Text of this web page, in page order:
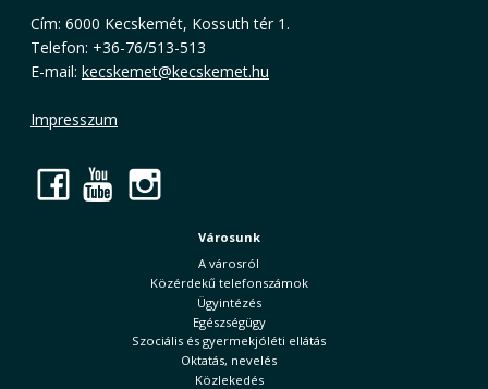
Cím: 6000 Kecskemét, Kossuth tér 1.
Telefon: +36-76/513-513
E-mail: kecskemet@kecskemet.hu
Impresszum
Facebook
YouTube
Városunk
A városról
Közérdekű telefonszámok
Ügyintézés
Egészségügy
Szociális és gyermekjóléti ellátás
Oktatás, nevelés
Közlekedés